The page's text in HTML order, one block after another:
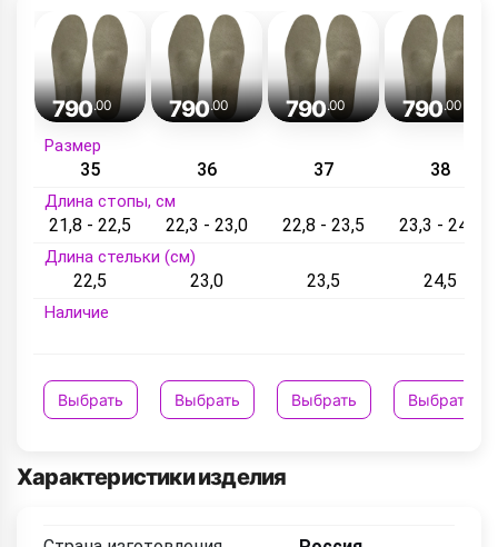
Размер
Длина стопы, см
Длина стельки (см)
Наличие
790.00
35
21,8 - 22,5
22,5
Выбрать
790.00
36
22,3 - 23,0
23,0
Выбрать
790.00
37
22,8 - 23,5
23,5
Выбрать
790.00
38
23,3 - 24,5
24,5
Выбрать
Характеристики изделия